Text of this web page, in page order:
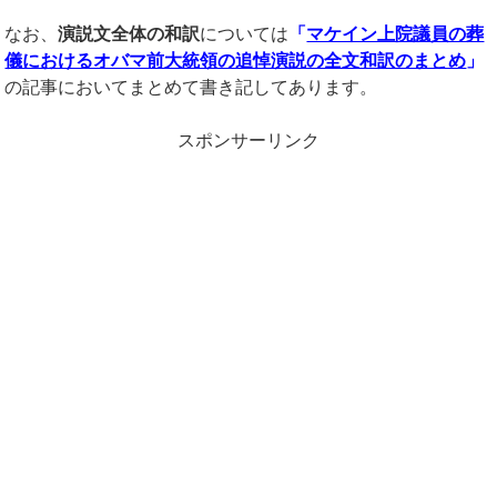
なお、演説文全体の和訳については 「 マケイン上院議員の葬
儀におけるオバマ前大統領の追悼演説の全文和訳のまとめ 」
の記事においてまとめて書き記してあります。
スポンサーリンク